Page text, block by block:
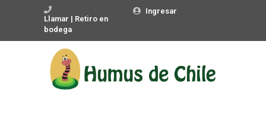
Llamar | Retiro en
bodega
Ingresar